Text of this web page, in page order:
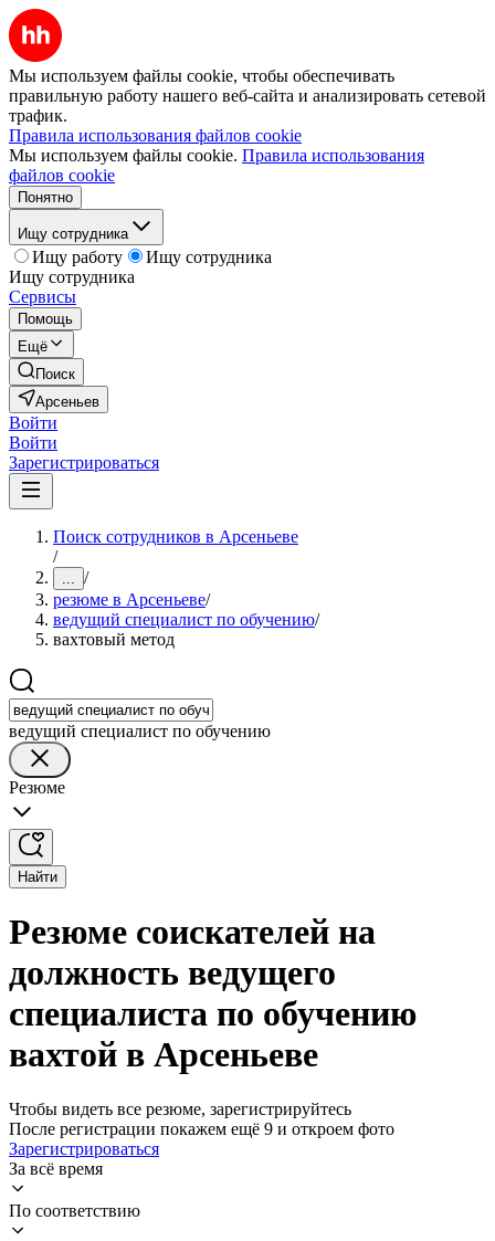
Мы используем файлы cookie, чтобы обеспечивать
правильную работу нашего веб-сайта и анализировать сетевой
трафик.
Правила использования файлов cookie
Мы используем файлы cookie. Правила использования
файлов cookie
Понятно
Ищу сотрудника
Ищу работу
Ищу сотрудника
Ищу сотрудника
Сервисы
Помощь
Ещё
Поиск
Арсеньев
Войти
Войти
Зарегистрироваться
Поиск сотрудников в Арсеньеве
/
... /
резюме в Арсеньеве/
ведущий специалист по обучению/
вахтовый метод
ведущий специалист по обучению
Резюме
Найти
Резюме соискателей на
должность ведущего
специалиста по обучению
вахтой в Арсеньеве
Чтобы видеть все резюме, зарегистрируйтесь
После регистрации покажем ещё 9 и откроем фото
Зарегистрироваться
За всё время
По соответствию